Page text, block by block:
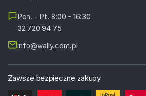
Pon. - Pt. 8:00 - 16:30
32 720 94 75
info@wally.com.pl
Zawsze bezpieczne zakupy